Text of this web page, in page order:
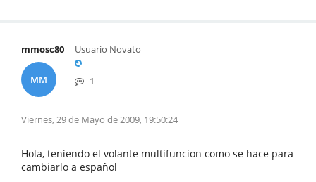
mmosc80
MM
Usuario Novato
1
Viernes, 29 de Mayo de 2009, 19:50:24
Hola, teniendo el volante multifuncion como se hace para
cambiarlo a español